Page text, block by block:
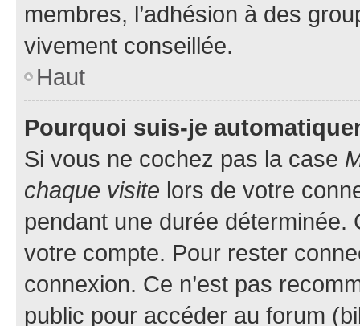
membres, l’adhésion à des
vivement conseillée.
Haut
Pourquoi suis-je
Si vous ne cochez pas la case
chaque visite lors de votre
pendant une durée déterminée.
votre compte. Pour rester
connexion. Ce n’est pas
public pour accéder au forum